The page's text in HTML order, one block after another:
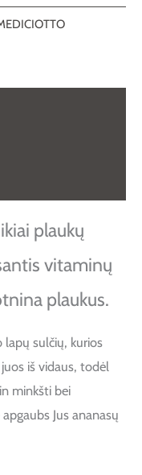
plaukų
vitaminų
plaukus.
lapų sulčių, kurios
iš vidaus, todėl
minkšti bei
Jus ananasų